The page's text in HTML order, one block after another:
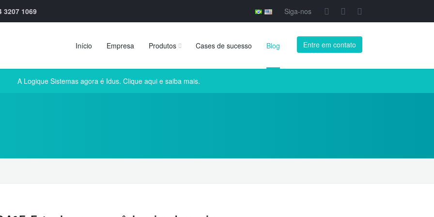
3207 1069 Siga-nos
Entre em contato
Início Empresa Produtos Cases de sucesso Blog
A Logique Sistemas agora é Idus. Clique aqui e saiba mais.